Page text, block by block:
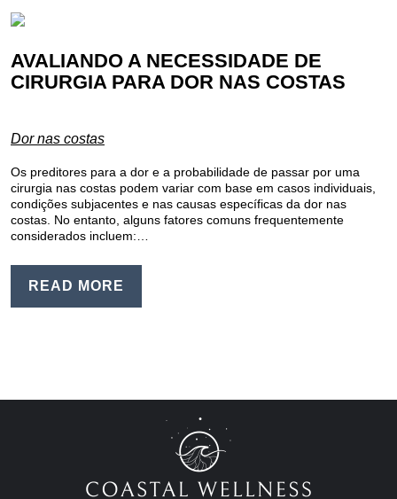
AVALIANDO A NECESSIDADE DE
CIRURGIA PARA DOR NAS COSTAS
Dor nas costas
Os preditores para a dor e a probabilidade de passar por uma
cirurgia nas costas podem variar com base em casos individuais,
condições subjacentes e nas causas específicas da dor nas
costas. No entanto, alguns fatores comuns frequentemente
considerados incluem:…
READ MORE